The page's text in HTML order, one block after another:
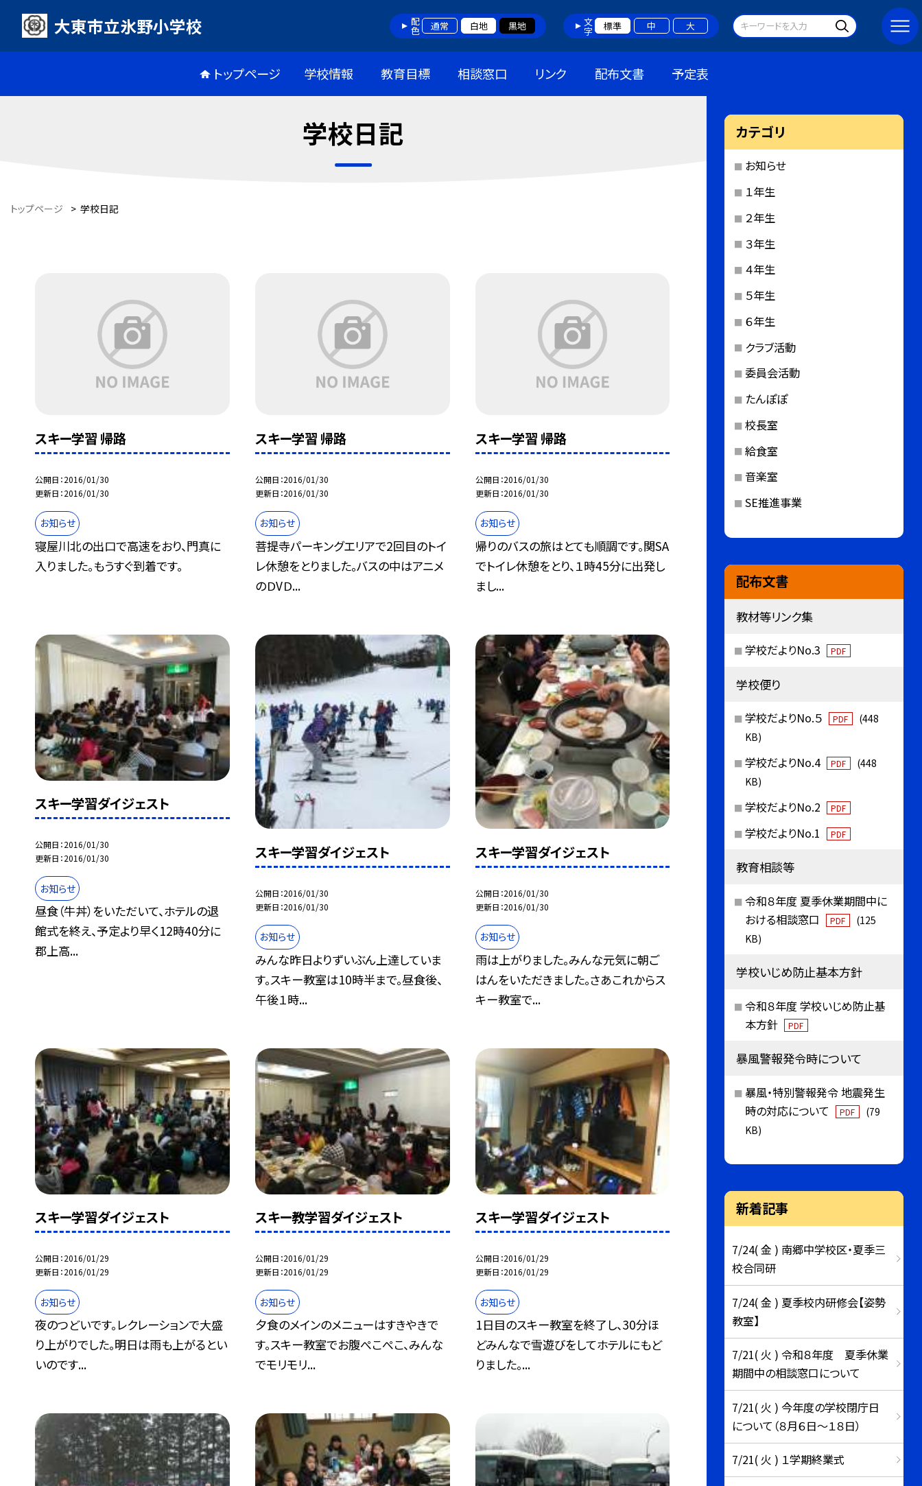
大東市立氷野小学校 配色 通常 白地 黒地 文字 標準 中 大
トップページ 学校情報 教育目標 相談窓口 リンク 配布文書 予定表
学校日記
トップページ > 学校日記
スキー学習 帰路
公開日 2016/01/30
更新日 2016/01/30
お知らせ
寝屋川北の出口で高速をおり、門真に
入りました。もうすぐ到着です。
スキー学習 帰路
公開日 2016/01/30
更新日 2016/01/30
お知らせ
菩提寺パーキングエリアで2回目のトイ
レ休憩をとりました。バスの中はアニメ
のＤVＤ...
スキー学習 帰路
公開日 2016/01/30
更新日 2016/01/30
お知らせ
帰りのバスの旅はとても順調です。関SA
でトイレ休憩をとり、１時45分に出発し
まし...
スキー学習ダイジェスト
公開日 2016/01/30
更新日 2016/01/30
お知らせ
昼食（牛丼）をいただいて、ホテルの退
館式を終え、予定より早く12時40分に
郡上高...
スキー学習ダイジェスト
公開日 2016/01/30
更新日 2016/01/30
お知らせ
みんな昨日よりずいぶん上達していま
す。スキー教室は10時半まで。昼食後、
午後１時...
スキー学習ダイジェスト
公開日 2016/01/30
更新日 2016/01/30
お知らせ
雨は上がりました。みんな元気に朝ご
はんをいただきました。さあこれからス
キー教室で...
スキー学習ダイジェスト
公開日 2016/01/29
更新日 2016/01/29
お知らせ
夜のつどいです。レクレーションで大盛
り上がりでした。明日は雨も上がるとい
いのです...
スキー教学習ダイジェスト
公開日 2016/01/29
更新日 2016/01/29
お知らせ
夕食のメインのメニューはすきやきで
す。スキー教室でお腹ぺこぺこ、みんな
でモリモリ...
スキー学習ダイジェスト
公開日 2016/01/29
更新日 2016/01/29
お知らせ
1日目のスキー教室を終了し、30分ほ
どみんなで雪遊びをしてホテルにもど
りました。...
カテゴリ
お知らせ
１年生
２年生
３年生
４年生
５年生
６年生
クラブ活動
委員会活動
たんぽぽ
校長室
給食室
音楽室
SE推進事業
配布文書
教材等リンク集
学校だよりNo.3 PDF
学校便り
学校だよりNo.５ PDF
(448
KB)
学校だよりNo.4 PDF
(448
KB)
学校だよりNo.2 PDF
学校だよりNo.1 PDF
教育相談等
令和８年度 夏季休業期間中に
おける相談窓口
PDF
(125
KB)
学校いじめ防止基本方針
令和８年度 学校いじめ防止基
本方針
PDF
暴風警報発令時について
暴風・特別警報発令 地震発生
時の対応について
PDF
(79
KB)
新着記事
7/24( 金 ) 南郷中学校区・夏季三
校合同研
7/24( 金 ) 夏季校内研修会【姿勢
教室】
7/21( 火 ) 令和８年度 夏季休業
期間中の相談窓口について
7/21( 火 ) 今年度の学校閉庁日
について（８月６日～１８日）
7/21( 火 ) １学期終業式